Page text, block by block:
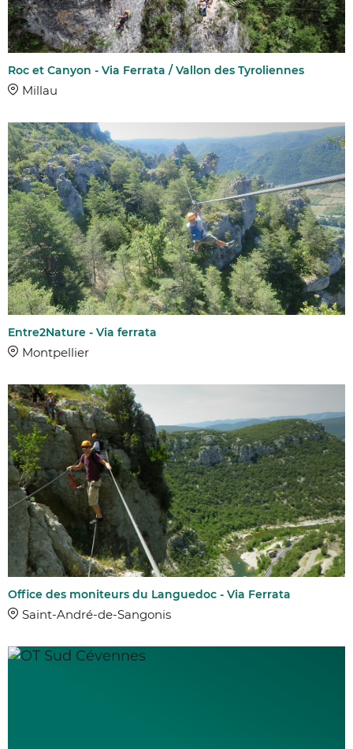
Roc et Canyon - Via Ferrata / Vallon des Tyroliennes
Millau
Entre2Nature - Via ferrata
Montpellier
Office des moniteurs du Languedoc - Via Ferrata
Saint-André-de-Sangonis